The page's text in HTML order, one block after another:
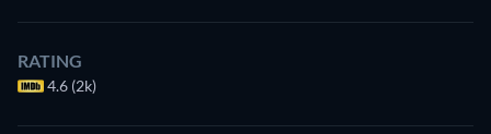
RATING
4.6 (2k)